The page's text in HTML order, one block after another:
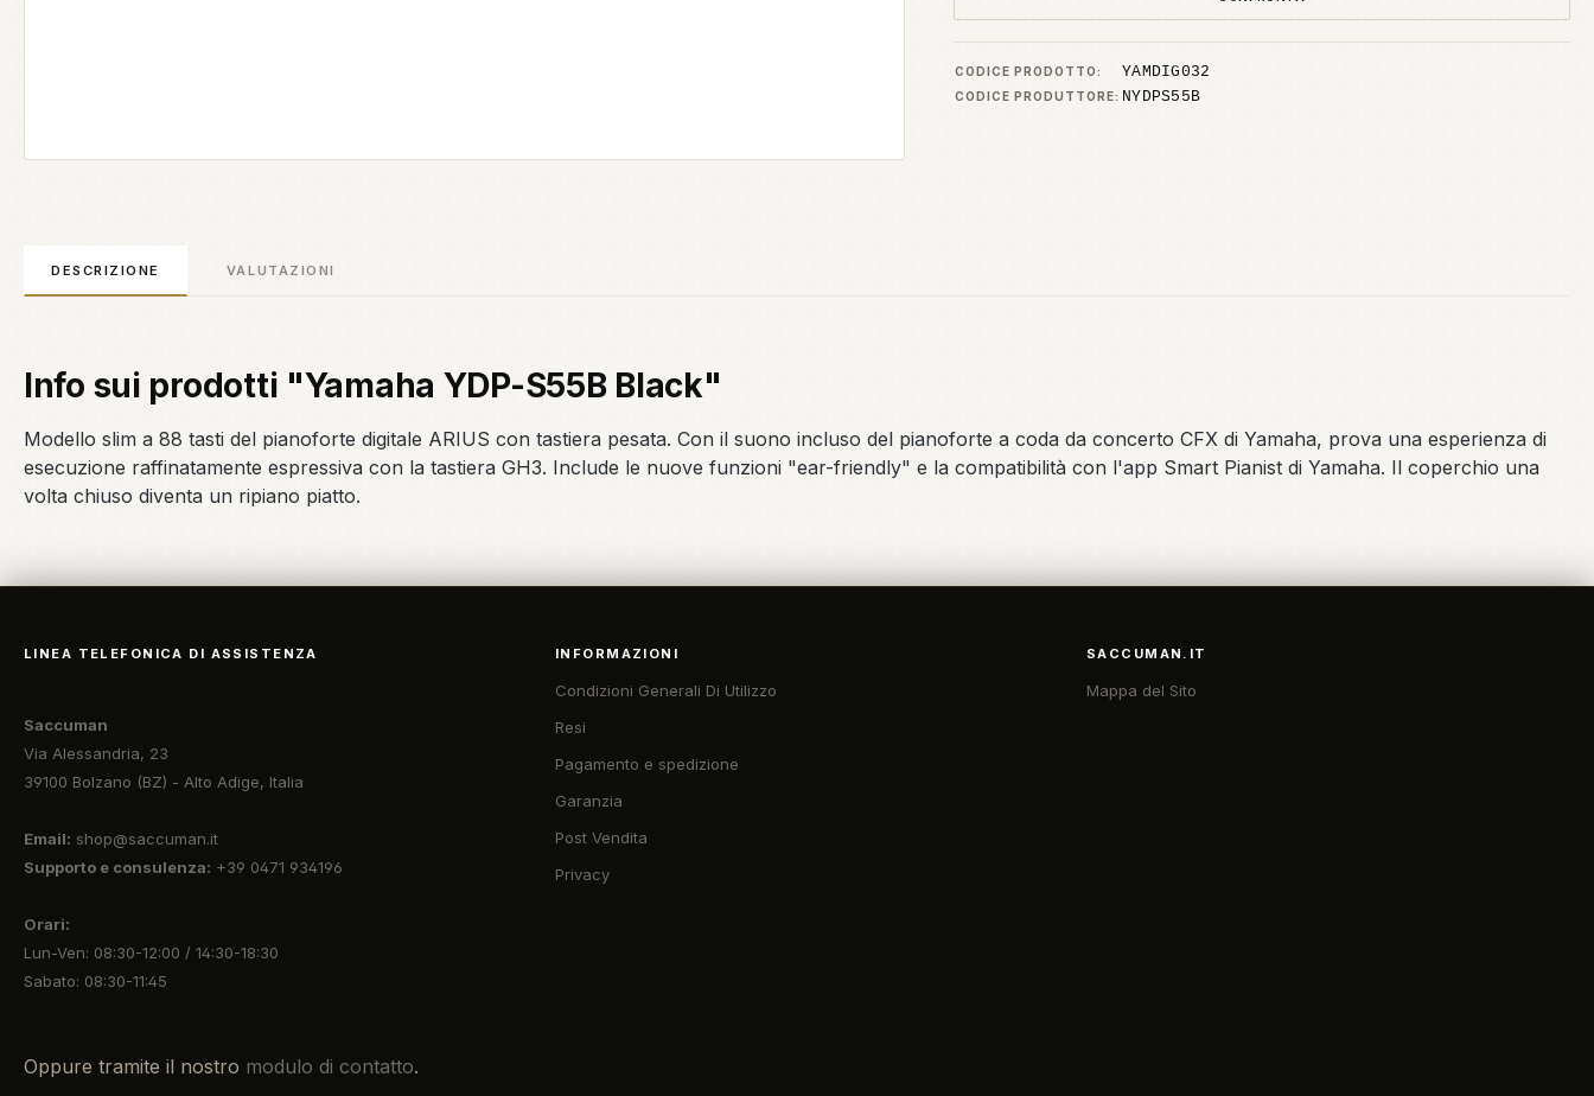
CODICE PRODOTTO: YAMDIG032
CODICE PRODUTTORE: NYDPS55B
DESCRIZIONE VALUTAZIONI
Info sui prodotti "Yamaha YDP-S55B Black"
Modello slim a 88 tasti del pianoforte digitale ARIUS con tastiera pesata. Con il suono incluso del pianoforte a coda da concerto CFX di Yamaha, prova una esperienza di
esecuzione raffinatamente espressiva con la tastiera GH3. Include le nuove funzioni "ear-friendly" e la compatibilità con l'app Smart Pianist di Yamaha. Il coperchio una
volta chiuso diventa un ripiano piatto.
LINEA TELEFONICA DI ASSISTENZA
Saccuman
Via Alessandria, 23
39100 Bolzano (BZ) - Alto Adige, Italia
Email: shop@saccuman.it
Supporto e consulenza: +39 0471 934196
Orari:
Lun-Ven: 08:30-12:00 / 14:30-18:30
Sabato: 08:30-11:45
Oppure tramite il nostro modulo di contatto.
INFORMAZIONI
Condizioni Generali Di Utilizzo
Resi
Pagamento e spedizione
Garanzia
Post Vendita
Privacy
SACCUMAN.IT
Mappa del Sito